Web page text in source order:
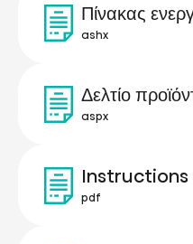
Πίνακας
ashx
Δελτίο
aspx
pdf